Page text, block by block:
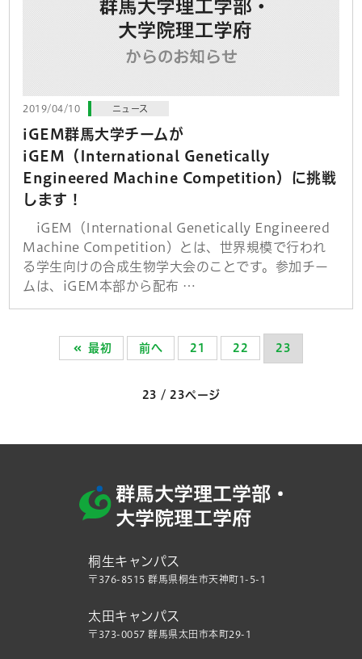
2019/04/10 ニュース
iGEM群馬大学チームが
iGEM（International Genetically
Engineered Machine Competition）に挑戦
します！
iGEM（International Genetically Engineered
Machine Competition）とは、世界規模で行われ
る学生向けの合成生物学大会のことです。参加チー
ムは、iGEM本部から配布 …
最初 前へ 21 22 23
23 / 23ページ
桐生キャンパス
〒376-8515 群馬県桐生市天神町1-5-1
太田キャンパス
〒373-0057 群馬県太田市本町29-1